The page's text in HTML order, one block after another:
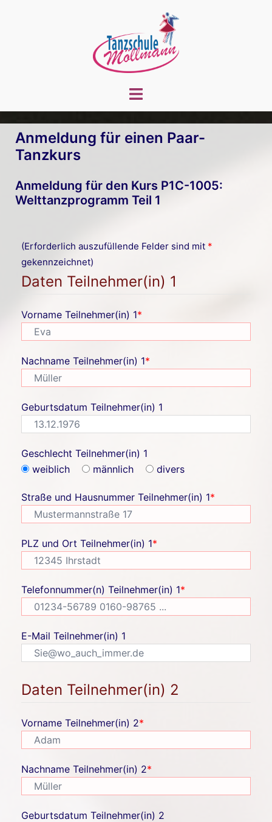
Menü
Anmeldung für einen Paar-
Tanzkurs
Anmeldung für den Kurs P1C-1005:
Welttanzprogramm Teil 1
(Erforderlich auszufüllende Felder sind mit *
gekennzeichnet)
Daten Teilnehmer(in) 1
Vorname Teilnehmer(in) 1*
Nachname Teilnehmer(in) 1*
Geburtsdatum Teilnehmer(in) 1
Geschlecht Teilnehmer(in) 1
weiblich
männlich divers
Straße und Hausnummer Teilnehmer(in) 1*
PLZ und Ort Teilnehmer(in) 1*
Telefonnummer(n) Teilnehmer(in) 1*
E-Mail Teilnehmer(in) 1
Daten Teilnehmer(in) 2
Vorname Teilnehmer(in) 2*
Nachname Teilnehmer(in) 2*
Geburtsdatum Teilnehmer(in) 2